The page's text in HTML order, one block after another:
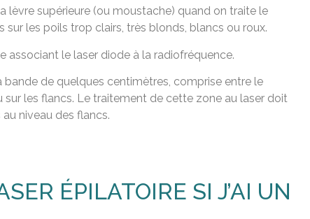
lèvre supérieure (ou moustache) quand on traite le
sur les poils trop clairs, très blonds, blancs ou roux.
le laser diode à la radiofréquence.
bande de quelques centimètres, comprise entre le
sur les flancs. Le traitement de cette zone au laser doit
niveau des flancs.
ÉPILATOIRE SI J’AI UN